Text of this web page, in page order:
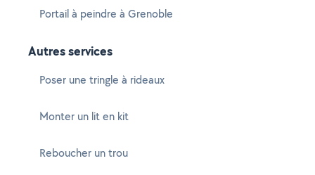
Portail à peindre à Grenoble
Autres services
Poser une tringle à rideaux
Monter un lit en kit
Reboucher un trou